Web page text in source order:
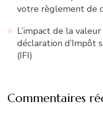
votre règlement de
L’impact de la
déclaration d’Impôt
(IFI)
Commentaires